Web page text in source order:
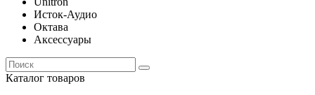
Исток-Аудио
Октава
Аксессуары
Каталог товаров